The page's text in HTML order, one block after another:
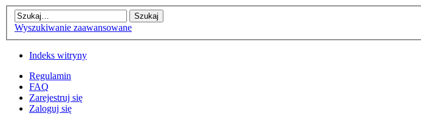
Wyszukiwanie zaawansowane
Indeks witryny
Regulamin
FAQ
Zarejestruj się
Zaloguj się